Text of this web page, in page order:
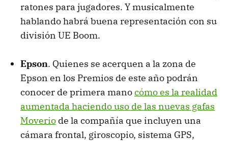
ratones para jugadores. Y musicalmente
hablando habrá buena representación con su
división UE Boom.
Epson. Quienes se acerquen a la zona de
Epson en los Premios de este año podrán
conocer de primera manocómo es la realidad
aumentada haciendo uso de las nuevas gafas
Moverio de la compañía que incluyen una
cámara frontal, giroscopio, sistema GPS,